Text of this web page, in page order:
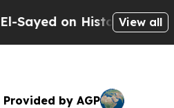
on Historic MichiganView all
Provided by AGP